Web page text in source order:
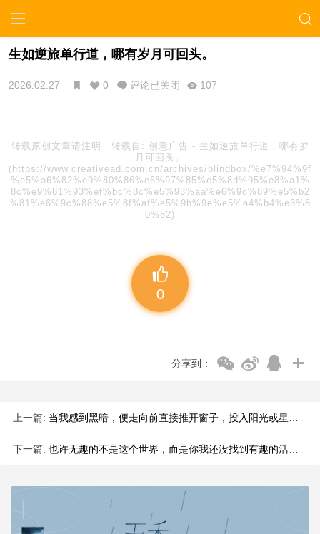
生如逆旅单行道，哪有岁月可回头。
2026.02.27 0 评论已关闭 107
转载原创文章请注明，转载自: 创意广告 - 生如逆旅单行道，哪有岁
月可回头。
(https://www.creativead.com.cn/archives/blindbox/%e7%94%9f
%e5%a6%82%e9%80%86%e6%97%85%e5%8d%95%e8%a1%
8c%e9%81%93%ef%bc%8c%e5%93%aa%e6%9c%89%e5%b2
%81%e6%9c%88%e5%8f%af%e5%9b%9e%e5%a4%b4%e3%8
0%82)
0
分享到：
上一篇: 当我感到黑暗，便走向前直接推开窗子，投入阳光或星光。
下一篇: 也许无趣的不是这个世界，而是你我还没找到有趣的活法。